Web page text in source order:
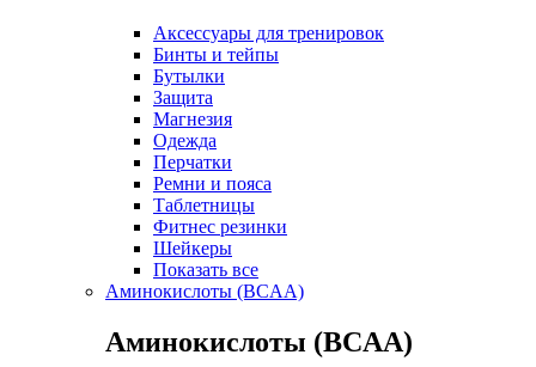
Аксессуары для тренировок
Бинты и тейпы
Бутылки
Защита
Магнезия
Одежда
Перчатки
Ремни и пояса
Таблетницы
Фитнес резинки
Шейкеры
Показать все
Аминокислоты (BCAA)
Аминокислоты (BCAA)